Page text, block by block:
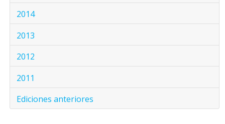
2014
2013
2012
2011
Ediciones anteriores